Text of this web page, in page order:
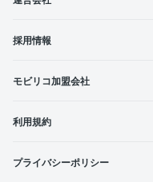
採用情報
モビリコ加盟会社
利用規約
プライバシーポリシー